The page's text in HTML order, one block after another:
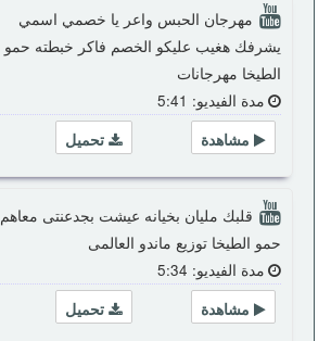
مهرجان الحبس واعر يا خصمي اسمي
يشرفك هغيب عليكو الخصم فاكر خبطته حمو
الطيخا مهرجانات
مدة الفيديو: 5:41
تحميل
مشاهدة
قلبك مليان بخيانه عيشت بجدعنتى معاهم
حمو الطيخا توزيع ماندو العالمى
مدة الفيديو: 5:34
تحميل
مشاهدة